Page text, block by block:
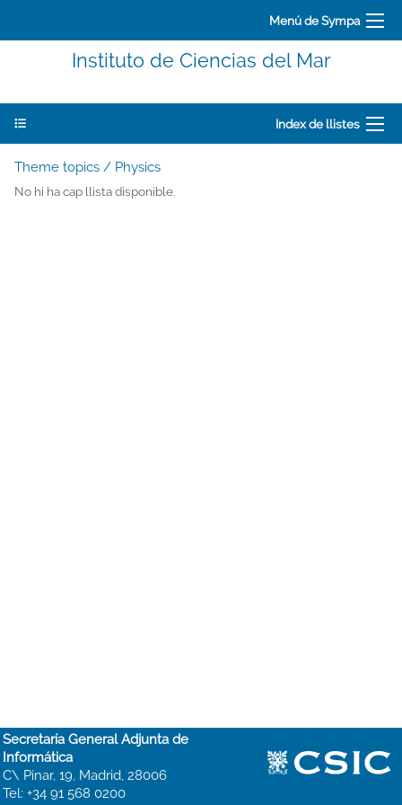
Menú de Sympa
Instituto de Ciencias del Mar
Index de llistes
Theme topics / Physics
No hi ha cap llista disponible.
Secretaría General Adjunta de
Informática
C\ Pinar, 19, Madrid, 28006
Tel: +34 91 568 0200